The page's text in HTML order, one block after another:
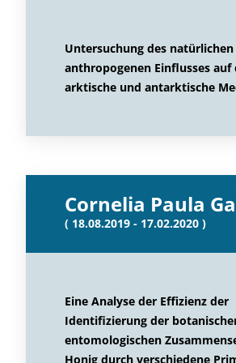
Untersuchung des
anthropogenen Einflusses auf
arktische und antarktische
Cornelia Paula
( 18.08.2019 - 17.02.2020 )
Eine Analyse der Effizienz der
Identifizierung der
entomologischen
Honig durch verschiedene